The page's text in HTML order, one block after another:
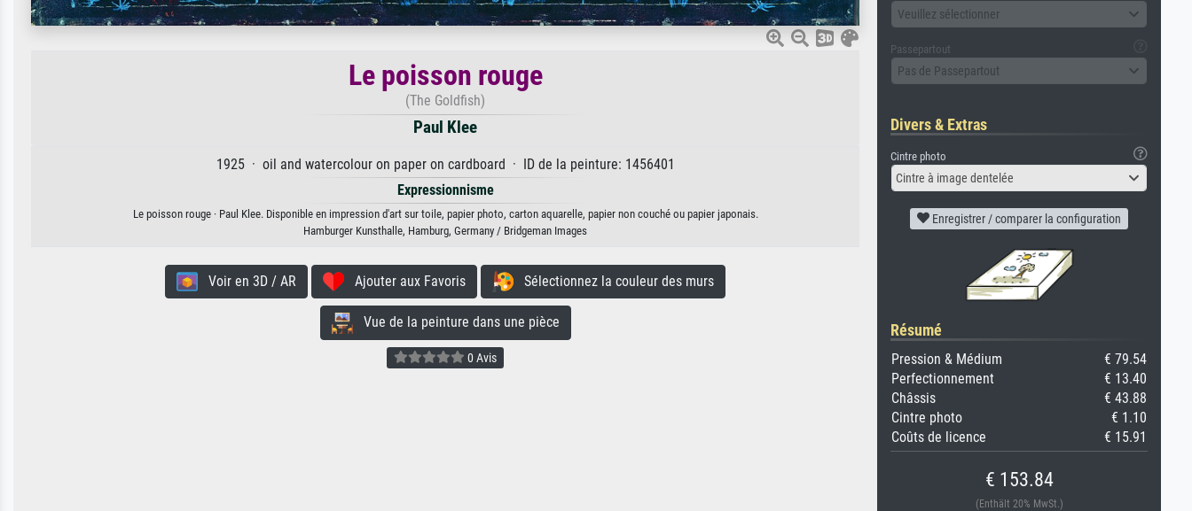
Le poisson rouge
(The Goldfish)
Paul Klee
1925 · oil and watercolour on paper on cardboard · ID de la peinture: 1456401
Expressionnisme
Le poisson rouge · Paul Klee. Disponible en impression d'art sur toile, papier photo, carton aquarelle, papier non couché ou papier japonais.
Hamburger Kunsthalle, Hamburg, Germany / Bridgeman Images
Voir en 3D / AR Ajouter aux Favoris Sélectionnez la couleur des murs
Vue de la peinture dans une pièce
0 Avis
Veuillez sélectionner
Passepartout
Pas de Passepartout
Divers & Extras
Cintre photo
Cintre à image dentelée
Enregistrer / comparer la configuration
Résumé
Pression & Médium
€ 79.54
Perfectionnement
€ 13.40
Châssis
€ 43.88
Cintre photo
€ 1.10
Coûts de licence
€ 15.91
€ 153.84
(Enthält 20% MwSt.)